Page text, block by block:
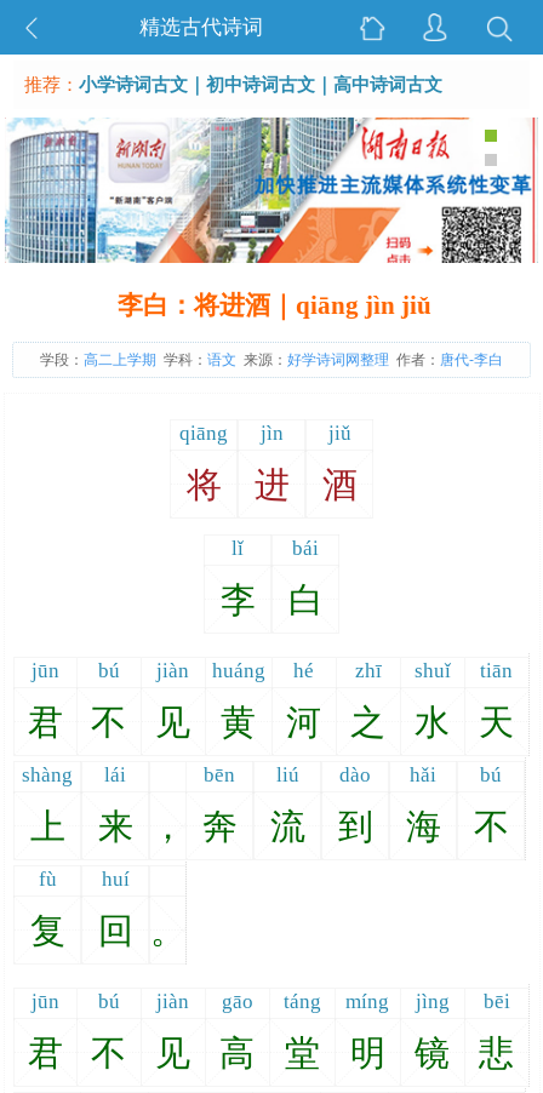
精选古代诗词
推荐：小学诗词古文 ｜初中诗词古文 ｜高中诗词古文
李白：将进酒｜qiāng jìn jiǔ
学段： 高二上学期 学科： 语文 来源： 好学诗词网整理 作者： 唐代-李白
qiāng jìn jiǔ
将 进 酒
lǐ bái
李 白
jūn bú jiàn huáng hé zhī shuǐ tiān
君 不 见 黄 河 之 水 天
shàng lái bēn liú dào hǎi bú
上 来 ， 奔 流 到 海 不
fù huí
复 回 。
jūn bú jiàn gāo táng míng jìng bēi
君 不 见 高 堂 明 镜 悲